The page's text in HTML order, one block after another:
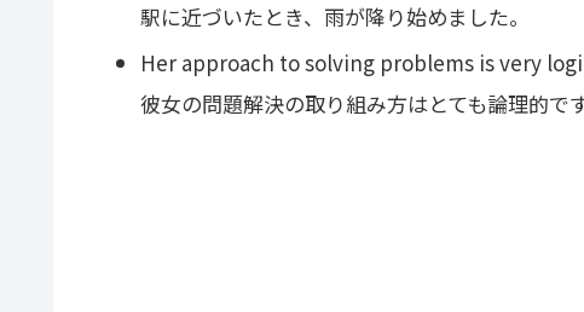
駅に近づいたとき、雨が降り始めました。
Her approach to solving problems is very
彼女の問題解決の取り組み方はとても論理的です